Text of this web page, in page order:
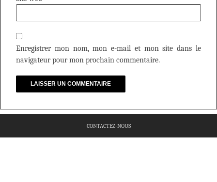
Enregistrer mon nom, mon e-mail et mon site dans le
navigateur pour mon prochain commentaire.
CONTACTEZ-NOUS